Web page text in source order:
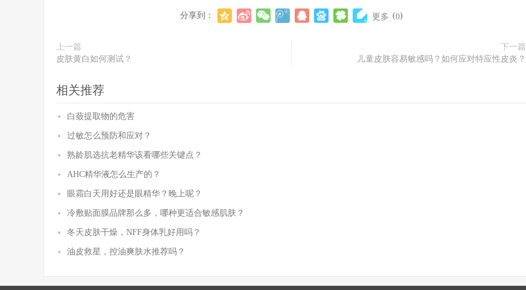
分享到： 更多 (0)
上一篇
皮肤黄白如何测试？
下一篇
儿童皮肤容易敏感吗？如何应对特应性皮炎？
相关推荐
白蔹提取物的危害
过敏怎么预防和应对？
熟龄肌选抗老精华该看哪些关键点？
AHC精华液怎么生产的？
眼霜白天用好还是眼精华？晚上呢？
冷敷贴面膜品牌那么多，哪种更适合敏感肌肤？
冬天皮肤干燥，NFF身体乳好用吗？
油皮救星，控油爽肤水推荐吗？